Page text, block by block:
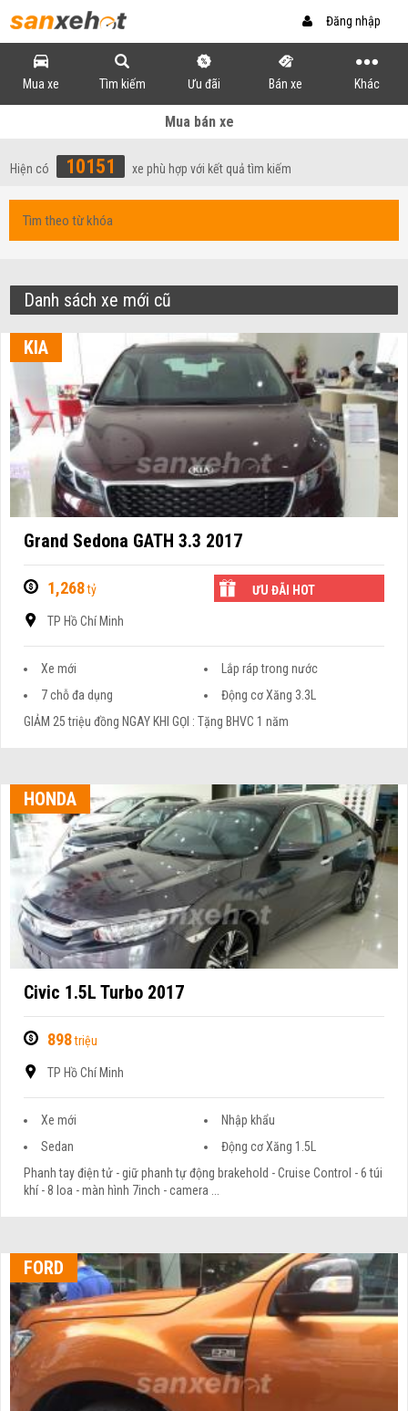
Đăng nhập
Mua xe Tìm kiếm Ưu đãi Bán xe Khác
Mua bán xe
Hiện có 10151 xe phù hợp với kết quả tìm kiếm
Danh sách xe mới cũ
KIA
Grand Sedona GATH 3.3 2017
1,268tỷ ƯU ĐÃI HOT
TP Hồ Chí Minh
Xe mới
Lắp ráp trong nước
7 chỗ đa dụng
Động cơ Xăng 3.3L
GIẢM 25 triệu đồng NGAY KHI GỌI : Tặng BHVC 1 năm
HONDA
Civic 1.5L Turbo 2017
898triệu
TP Hồ Chí Minh
Xe mới
Nhập khẩu
Sedan
Động cơ Xăng 1.5L
Phanh tay điện tử - giữ phanh tự động brakehold - Cruise Control - 6 túi
khí - 8 loa - màn hình 7inch - camera ...
FORD